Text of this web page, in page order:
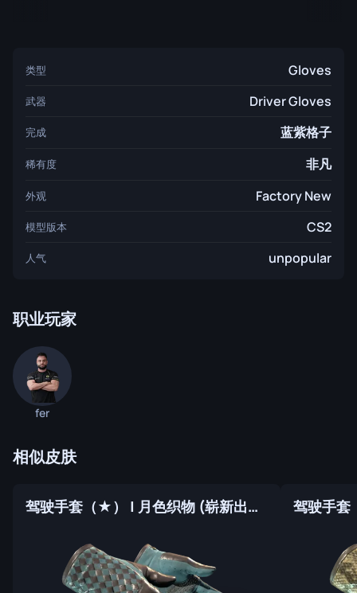
类型 Gloves
武器 Driver Gloves
完成 蓝紫格子
稀有度 非凡
外观 Factory New
模型版本 CS2
人气 unpopular
职业玩家
fer
相似皮肤
驾驶手套（★） | 月色织物 (崭新出厂)